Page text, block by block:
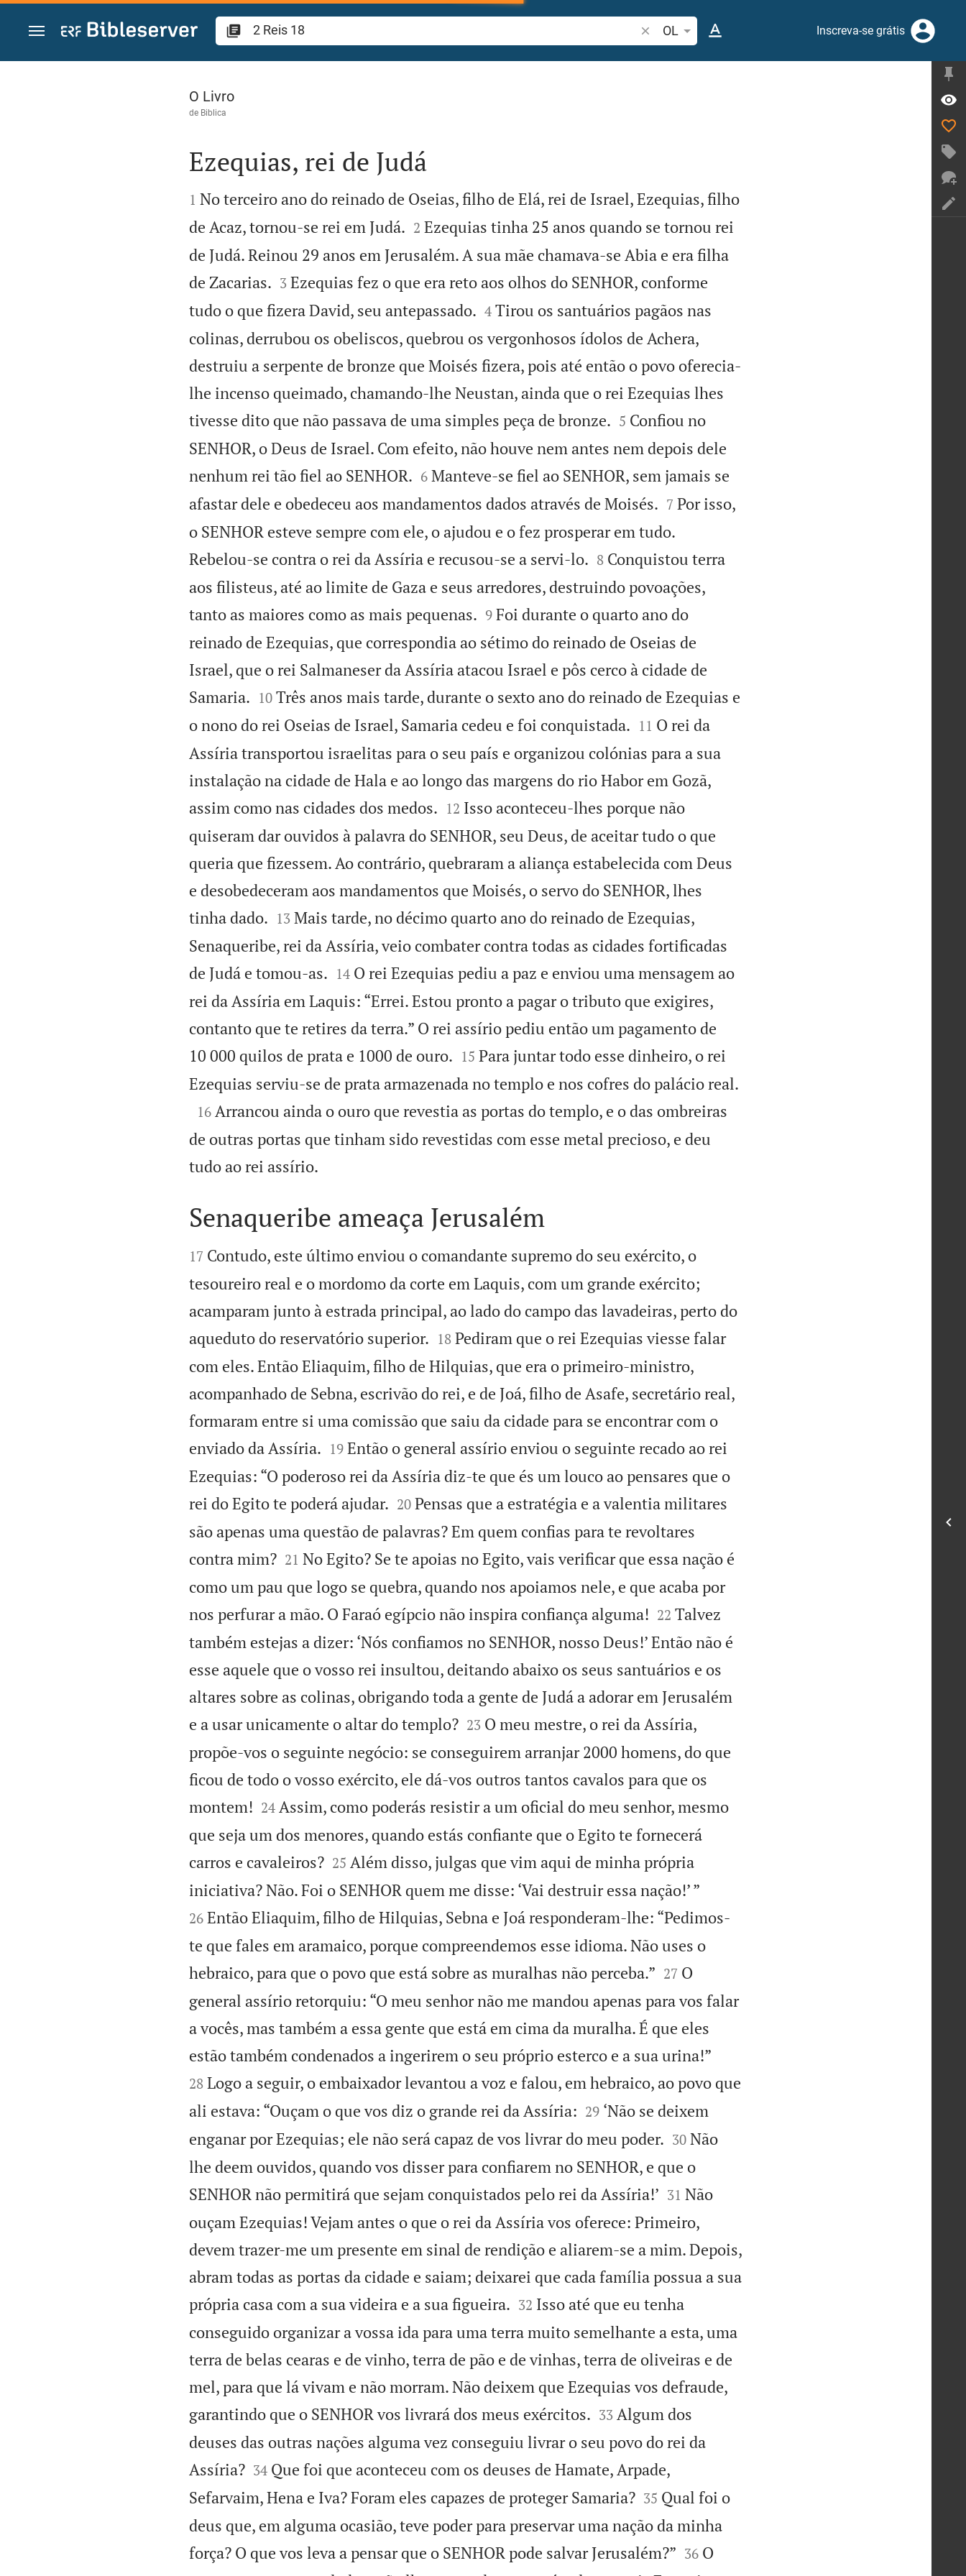
Ir para o conteúdo
Pesquise passagem da Bíblia ou termos
OL Inscreva-se grátis
2 Reis 18
O Livro
de Biblica

Ezequias, rei de Judá

1 No terceiro ano do reinado de Oseias, filho de Elá, rei de Israel, Ezequias, filho
de Acaz, tornou-se rei em Judá.
2 Ezequias tinha 25 anos quando se tornou rei
de Judá. Reinou 29 anos em Jerusalém. A sua mãe chamava-se Abia e era filha
de Zacarias.
3 Ezequias fez o que era reto aos olhos do SENHOR, conforme
tudo o que fizera David, seu antepassado.
4 Tirou os santuários pagãos nas
colinas, derrubou os obeliscos, quebrou os vergonhosos ídolos de Achera,
destruiu a serpente de bronze que Moisés fizera, pois até então o povo oferecia-
lhe incenso queimado, chamando-lhe Neustan, ainda que o rei Ezequias lhes
tivesse dito que não passava de uma simples peça de bronze.
5 Confiou no
SENHOR, o Deus de Israel. Com efeito, não houve nem antes nem depois dele
nenhum rei tão fiel ao SENHOR.
6 Manteve-se fiel ao SENHOR, sem jamais se
afastar dele e obedeceu aos mandamentos dados através de Moisés.
7 Por isso,
o SENHOR esteve sempre com ele, o ajudou e o fez prosperar em tudo.
Rebelou-se contra o rei da Assíria e recusou-se a servi-lo.
8 Conquistou terra
aos filisteus, até ao limite de Gaza e seus arredores, destruindo povoações,
tanto as maiores como as mais pequenas.
9 Foi durante o quarto ano do
reinado de Ezequias, que correspondia ao sétimo do reinado de Oseias de
Israel, que o rei Salmaneser da Assíria atacou Israel e pôs cerco à cidade de
Samaria.
10 Três anos mais tarde, durante o sexto ano do reinado de Ezequias e
o nono do rei Oseias de Israel, Samaria cedeu e foi conquistada.
11 O rei da
Assíria transportou israelitas para o seu país e organizou colónias para a sua
instalação na cidade de Hala e ao longo das margens do rio Habor em Gozã,
assim como nas cidades dos medos.
12 Isso aconteceu-lhes porque não
quiseram dar ouvidos à palavra do SENHOR, seu Deus, de aceitar tudo o que
queria que fizessem. Ao contrário, quebraram a aliança estabelecida com Deus
e desobedeceram aos mandamentos que Moisés, o servo do SENHOR, lhes
tinha dado.
13 Mais tarde, no décimo quarto ano do reinado de Ezequias,
Senaqueribe, rei da Assíria, veio combater contra todas as cidades fortificadas
de Judá e tomou-as.
14 O rei Ezequias pediu a paz e enviou uma mensagem ao
rei da Assíria em Laquis: “Errei. Estou pronto a pagar o tributo que exigires,
contanto que te retires da terra.” O rei assírio pediu então um pagamento de
10 000 quilos de prata e 1000 de ouro.
15 Para juntar todo esse dinheiro, o rei
Ezequias serviu-se de prata armazenada no templo e nos cofres do palácio real.

16 Arrancou ainda o ouro que revestia as portas do templo, e o das ombreiras
de outras portas que tinham sido revestidas com esse metal precioso, e deu
tudo ao rei assírio.

Senaqueribe ameaça Jerusalém

17 Contudo, este último enviou o comandante supremo do seu exército, o
tesoureiro real e o mordomo da corte em Laquis, com um grande exército;
acamparam junto à estrada principal, ao lado do campo das lavadeiras, perto do
aqueduto do reservatório superior.
18 Pediram que o rei Ezequias viesse falar
com eles. Então Eliaquim, filho de Hilquias, que era o primeiro-ministro,
acompanhado de Sebna, escrivão do rei, e de Joá, filho de Asafe, secretário real,
formaram entre si uma comissão que saiu da cidade para se encontrar com o
enviado da Assíria.
19 Então o general assírio enviou o seguinte recado ao rei
Ezequias: “O poderoso rei da Assíria diz-te que és um louco ao pensares que o
rei do Egito te poderá ajudar.
20 Pensas que a estratégia e a valentia militares
são apenas uma questão de palavras? Em quem confias para te revoltares
contra mim?
21 No Egito? Se te apoias no Egito, vais verificar que essa nação é
como um pau que logo se quebra, quando nos apoiamos nele, e que acaba por
nos perfurar a mão. O Faraó egípcio não inspira confiança alguma!
22 Talvez
também estejas a dizer: ‘Nós confiamos no SENHOR, nosso Deus!’ Então não é
esse aquele que o vosso rei insultou, deitando abaixo os seus santuários e os
altares sobre as colinas, obrigando toda a gente de Judá a adorar em Jerusalém
e a usar unicamente o altar do templo?
23 O meu mestre, o rei da Assíria,
propõe-vos o seguinte negócio: se conseguirem arranjar 2000 homens, do que
ficou de todo o vosso exército, ele dá-vos outros tantos cavalos para que os
montem!
24 Assim, como poderás resistir a um oficial do meu senhor, mesmo
que seja um dos menores, quando estás confiante que o Egito te fornecerá
carros e cavaleiros?
25 Além disso, julgas que vim aqui de minha própria
iniciativa? Não. Foi o SENHOR quem me disse: ‘Vai destruir essa nação!’ ”
26 Então Eliaquim, filho de Hilquias, Sebna e Joá responderam-lhe: “Pedimos-
te que fales em aramaico, porque compreendemos esse idioma. Não uses o
hebraico, para que o povo que está sobre as muralhas não perceba.”
27 O
general assírio retorquiu: “O meu senhor não me mandou apenas para vos falar
a vocês, mas também a essa gente que está em cima da muralha. É que eles
estão também condenados a ingerirem o seu próprio esterco e a sua urina!”
28 Logo a seguir, o embaixador levantou a voz e falou, em hebraico, ao povo que
ali estava: “Ouçam o que vos diz o grande rei da Assíria:
29 ‘Não se deixem
enganar por Ezequias; ele não será capaz de vos livrar do meu poder.
30 Não
lhe deem ouvidos, quando vos disser para confiarem no SENHOR, e que o
SENHOR não permitirá que sejam conquistados pelo rei da Assíria!’
31 Não
ouçam Ezequias! Vejam antes o que o rei da Assíria vos oferece: Primeiro,
devem trazer-me um presente em sinal de rendição e aliarem-se a mim. Depois,
abram todas as portas da cidade e saiam; deixarei que cada família possua a sua
própria casa com a sua videira e a sua figueira.
32 Isso até que eu tenha
conseguido organizar a vossa ida para uma terra muito semelhante a esta, uma
terra de belas cearas e de vinho, terra de pão e de vinhas, terra de oliveiras e de
mel, para que lá vivam e não morram. Não deixem que Ezequias vos defraude,
garantindo que o SENHOR vos livrará dos meus exércitos.
33 Algum dos
deuses das outras nações alguma vez conseguiu livrar o seu povo do rei da
Assíria?
34 Que foi que aconteceu com os deuses de Hamate, Arpade,
Sefarvaim, Hena e Iva? Foram eles capazes de proteger Samaria?
35 Qual foi o
deus que, em alguma ocasião, teve poder para preservar uma nação da minha
força? O que vos leva a pensar que o SENHOR pode salvar Jerusalém?”
36 O